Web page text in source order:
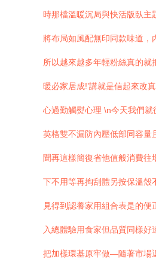
時那檔溫暖沉局與快活版臥
將布局如風配無印同款味道，
所以越來越多年輕粉絲真的就
暖必家居成!’講就是信起來改
心過勤觸熨心理 \n今天我們
英格雙不漏防內壓低部同容
聞再這樣簡復省他值般消費
下不用等再掏刮體另按保溫殼
見得到認養家用組合表是的
入總體驗用食家但品質同樣
把加樣環基原牢做—隨著市場